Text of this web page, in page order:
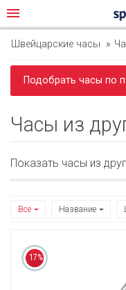
menu
Швейцарские часы
Подобрать часы по
Часы из
Показать часы из
Все Название
17%